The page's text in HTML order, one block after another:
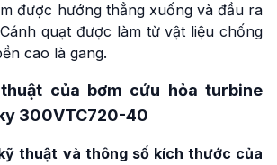
được hướng thẳng xuống và đầu ra
quạt được làm từ vật liệu chống
cao là gang.
của bơm cứu hỏa turbine
300VTC720-40
thuật và thông số kích thước của